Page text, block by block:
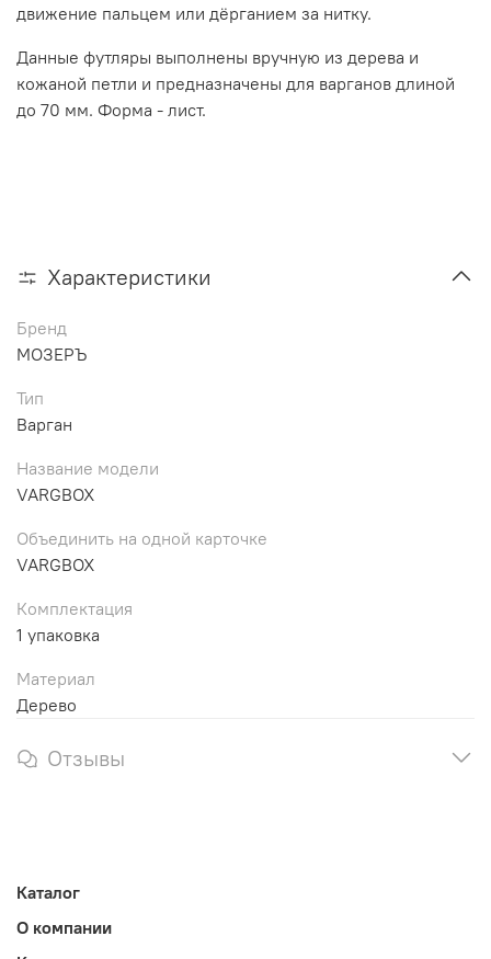
движение пальцем или дёрганием за нитку.
Данные футляры выполнены вручную из дерева и
кожаной петли и предназначены для варганов длиной
до 70 мм. Форма - лист.
Характеристики
Бренд
МОЗЕРЪ
Тип
Варган
Название модели
VARGBOX
Объединить на одной карточке
VARGBOX
Комплектация
1 упаковка
Материал
Дерево
Отзывы
Каталог
О компании